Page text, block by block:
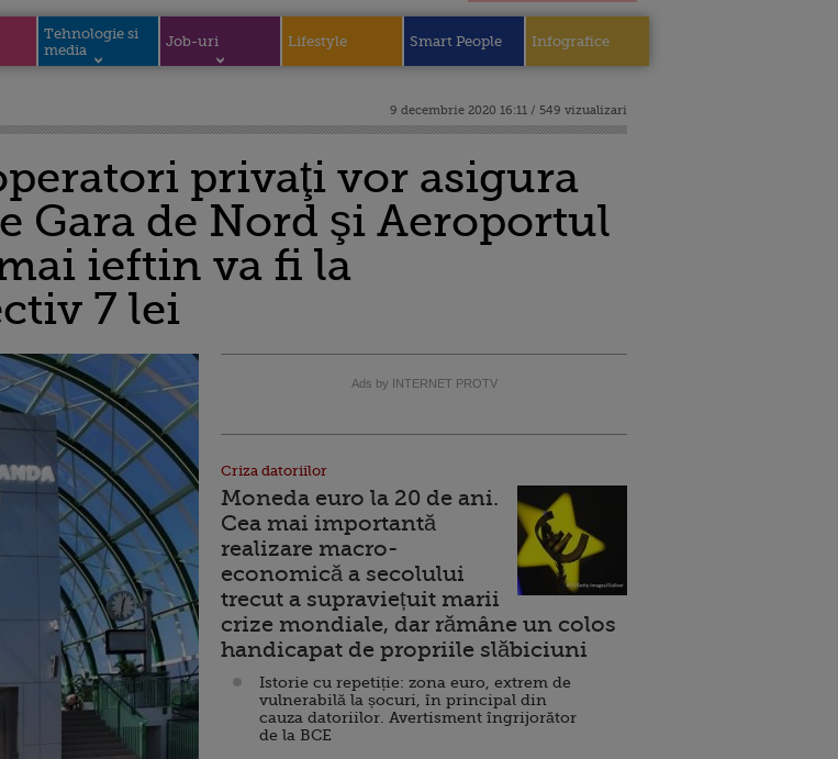
Tehnologie si
media
Job-uri Lifestyle Smart People Infografice
9 decembrie 2020 16:11 / 549 vizualizari
privaţi vor asigura
Gara de Nord şi Aeroportul
ieftin va fi la
7 lei
Ads by INTERNET PROTV
Criza datoriilor
Moneda euro la 20 de ani.
Cea mai importantă
realizare macro-
economică a secolului
trecut a supraviețuit marii
crize mondiale, dar rămâne un colos
handicapat de propriile slăbiciuni
Istorie cu repetiție: zona euro, extrem de
vulnerabilă la șocuri, în principal din
cauza datoriilor. Avertisment îngrijorător
de la BCE